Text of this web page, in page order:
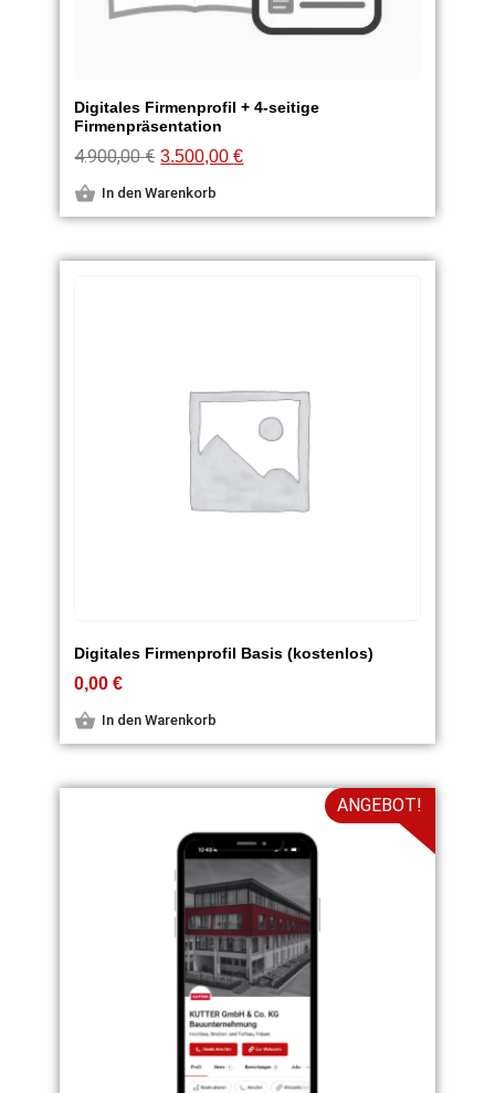
Digitales Firmenprofil + 4-seitige
Firmenpräsentation
4.900,00€ 3.500,00€
In den Warenkorb
Digitales Firmenprofil Basis (kostenlos)
0,00€
In den Warenkorb
ANGEBOT!